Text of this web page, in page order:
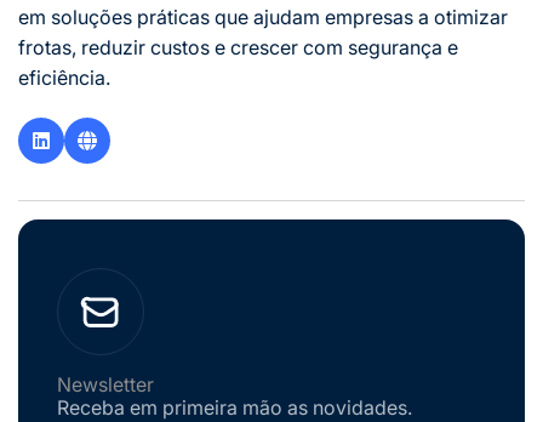
em soluções práticas que ajudam empresas a otimizar
frotas, reduzir custos e crescer com segurança e
eficiência.
Newsletter
Receba em primeira mão as novidades.